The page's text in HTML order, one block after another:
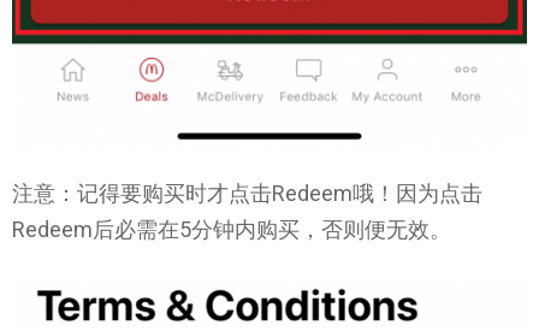
注意：记得要购买时才点击Redeem哦！因为点击
Redeem后必需在5分钟内购买，否则便无效。